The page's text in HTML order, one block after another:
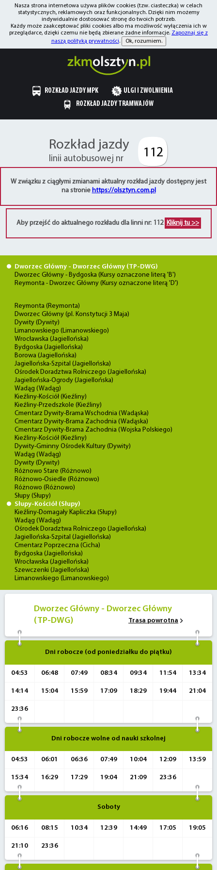
Nasza strona internetowa używa plików cookies (tzw. ciasteczka) w celach
statystycznych, reklamowych oraz funkcjonalnych. Dzięki nim możemy
indywidualnie dostosować stronę do twoich potrzeb.
Każdy może zaakceptować pliki cookies albo ma możliwość wyłączenia ich w
przeglądarce, dzięki czemu nie będą zbierane żadne informacje. Zapoznaj się z
naszą polityką prywatności. Ok, rozumiem.
ROZKŁAD JAZDY MPK
ULGI I ZWOLNIENIA
ROZKŁAD JAZDY TRAMWAJÓW
Rozkład jazdy
linii autobusowej nr 112
W związku z ciągłymi zmianami aktualny rozkład jazdy dostępny jest
na stronie https://olsztyn.com.pl
Aby przejść do aktualnego rozkładu dla linni nr: 112 Kliknij tu >>
Dworzec Główny - Dworzec Główny (TP-DWG)
Dworzec Główny - Bydgoska (Kursy oznaczone literą 'B')
Reymonta - Dworzec Główny (Kursy oznaczone literą 'D')
Reymonta (Reymonta)
Dworzec Główny (pl. Konstytucji 3 Maja)
Dywity (Dywity)
Limanowskiego (Limanowskiego)
Wrocławska (Jagiellońska)
Bydgoska (Jagiellońska)
Borowa (Jagiellońska)
Jagiellońska-Szpital (Jagiellońska)
Ośrodek Doradztwa Rolniczego (Jagiellońska)
Jagiellońska-Ogrody (Jagiellońska)
Wadąg (Wadąg)
Kieźliny-Kościół (Kieźliny)
Kieźliny-Przedszkole (Kieźliny)
Cmentarz Dywity-Brama Wschodnia (Wadąska)
Cmentarz Dywity-Brama Zachodnia (Wadąska)
Cmentarz Dywity-Brama Zachodnia (Wojska Polskiego)
Kieźliny-Kościół (Kieźliny)
Dywity-Gminny Ośrodek Kultury (Dywity)
Wadąg (Wadąg)
Dywity (Dywity)
Różnowo Stare (Różnowo)
Różnowo-Osiedle (Różnowo)
Różnowo (Różnowo)
Słupy (Słupy)
Słupy-Kościół (Słupy)
Kieźliny-Domagały Kapliczka (Słupy)
Wadąg (Wadąg)
Ośrodek Doradztwa Rolniczego (Jagiellońska)
Jagiellońska-Szpital (Jagiellońska)
Cmentarz Poprzeczna (Cicha)
Bydgoska (Jagiellońska)
Wrocławska (Jagiellońska)
Szewczenki (Jagiellońska)
Limanowskiego (Limanowskiego)
Dworzec Główny - Dworzec Główny
(TP-DWG)
Trasa powrotna
Dni robocze (od poniedziałku do piątku)
04:53 06:48 07:49 08:34 09:34 11:54 13:34
14:14 15:04 15:59 17:09 18:29 19:44 21:04
23:36
Dni robocze wolne od nauki szkolnej
04:53 06:01 06:36 07:49 10:04 12:09 13:59
15:34 16:29 17:29 19:04 21:09 23:36
Soboty
06:16 08:15 10:34 12:39 14:49 17:05 19:05
21:10 23:36